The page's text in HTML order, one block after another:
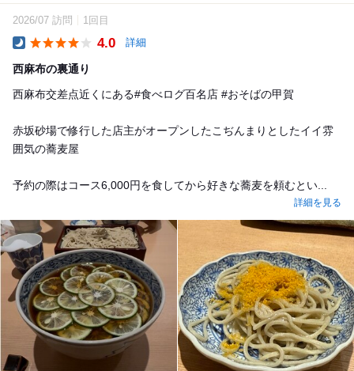
2026/07 訪問 1回目
4.0 詳細
西麻布の裏通り
西麻布交差点近くにある#食べログ百名店 #おそばの甲賀
赤坂砂場で修行した店主がオープンしたこぢんまりとしたイイ雰
囲気の蕎麦屋
予約の際はコース6,000円を食してから好きな蕎麦を頼むとい...
詳細を見る